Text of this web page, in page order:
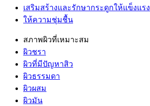
เสริมสร้างและรักษากระดูกให้แข็งแรง
ให้ความชุ่มชื้น
สภาพผิวที่เหมาะสม
ผิวชรา
ผิวที่มีปัญหาสิว
ผิวธรรมดา
ผิวผสม
ผิวมัน